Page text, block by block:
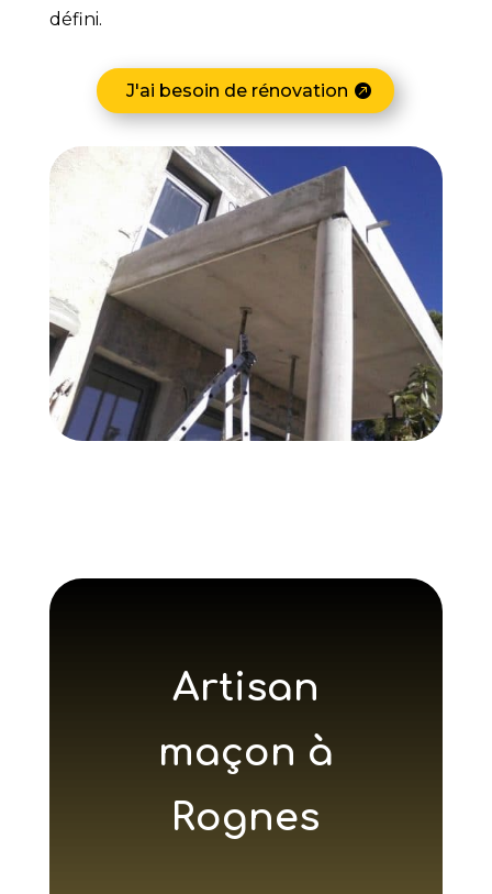
défini.
J'ai besoin de rénovation
Artisan
maçon à
Rognes